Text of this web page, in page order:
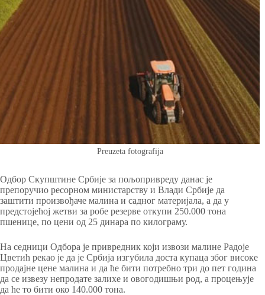
Preuzeta fotografija
Одбор Скупштине Србије за пољопривреду данас је
препоручио ресорном министарству и Влади Србије да
заштити произвођаче малина и садног материјала, а да у
предстојећој жетви за робе резерве откупи 250.000 тона
пшенице, по цени од 25 динара по килограму.
На седници Одбора је привредник који извози малине Радоје
Цветић рекао је да је Србија изгубила доста купаца због високе
продајне цене малина и да ће бити потребно три до пет година
да се извезу непродате залихе и овогодишњи род, а процењује
да ће то бити око 140.000 тона.